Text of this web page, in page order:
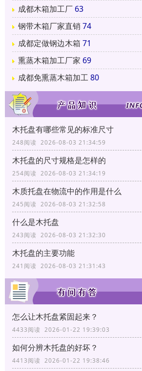
成都木箱加工厂 63
钢带木箱厂家直销 74
成都定做钢边木箱 71
熏蒸木箱加工厂家 69
成都免熏蒸木箱加工80
木托盘有哪些常见的标准尺寸
248阅读 2026-08-03 21:34:59
木托盘的尺寸规格是怎样的
254阅读 2026-08-03 21:34:19
木质托盘在物流中的作用是什么
245阅读 2026-08-03 21:32:58
什么是木托盘
243阅读 2026-08-03 21:32:30
木托盘的主要功能
241阅读 2026-08-03 21:31:43
怎么让木托盘紧固起来？
4433阅读 2026-01-22 19:39:03
如何分辨木托盘的好坏？
4413阅读 2026-01-22 19:38:46